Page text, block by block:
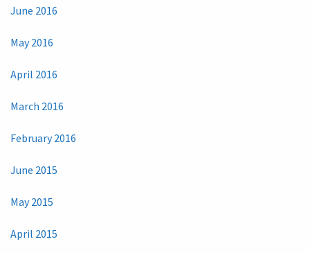
June 2016
May 2016
April 2016
March 2016
February 2016
June 2015
May 2015
April 2015